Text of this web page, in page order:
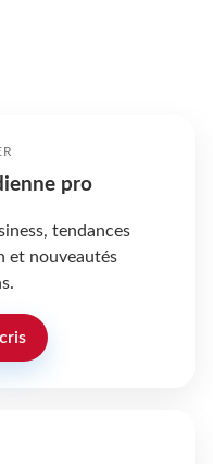
pro
tendances
et nouveautés